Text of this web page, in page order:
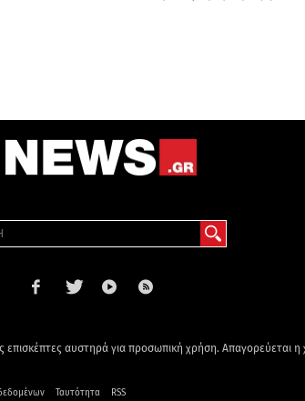
επισκέπτες αυστηρά για προσωπική χρήση.
Ταυτότητα RSS